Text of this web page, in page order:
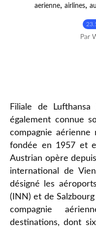
aerienne, airlines,
Par
Filiale de Lufthansa
également connue
compagnie
fondée en 1957 et
Austrian opère
international de
désigné les
(INN) et de
compagnie
destinations, dont